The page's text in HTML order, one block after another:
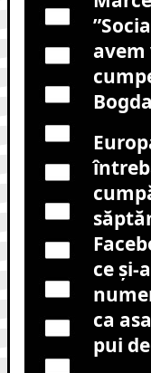
avem
ce şi-
ca
pui